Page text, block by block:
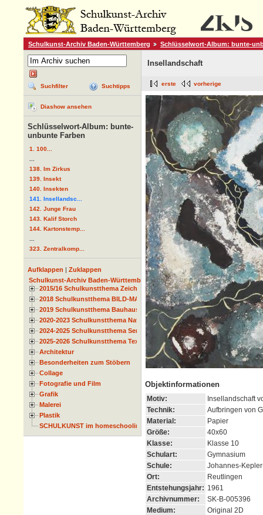
Schulkunst-Archiv Baden-Württemberg Schlüsselwort-Album: bunte-
Suchfilter Suchtipps
Diashow ansehen
Schlüsselwort-Album: bunte-
unbunte Farben
1. 100...
138. Im Zirkus
139. Insekt
140. Insekten
141. Insellandsc...
142. Junge Frau
143. Kalif Storch
144. Kartonstemp...
323. Zentralkomp...
Aufklappen | Zuklappen
Schulkunst-Archiv Baden-Württemberg
2015/16 Schulkunstthema Zeichnen
2018 Schulkunstthema BILD-MATERIAL-OBJEKT
2019 Schulkunstthema Bauhaus
2020-2023 Schulkunstthema Natur und Zeit
2024-2025 Schulkunstthema Serie
2025-2026 Schulkunstthema Textil
Architektur
Besonderheiten zum Stöbern
Collage
Fotografie und Film
Grafik
Malerei
Plastik
SCHULKUNST im homeschooling
Insellandschaft
erste vorherige
Objektinformationen
Motiv:
Insellandschaft
Technik:
Aufbringen von
Material:
Papier
Größe:
40x60
Klasse:
Klasse 10
Schulart:
Gymnasium
Schule:
Johannes-
Ort:
Reutlingen
Entstehungsjahr: 1961
Archivnummer:
SK-B-005396
Medium:
Original 2D